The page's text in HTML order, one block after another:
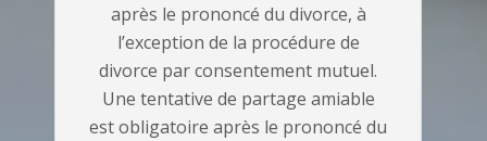
après le prononcé du divorce, à
l’exception de la procédure de
divorce par consentement mutuel.
Une tentative de partage amiable
est obligatoire après le prononcé du